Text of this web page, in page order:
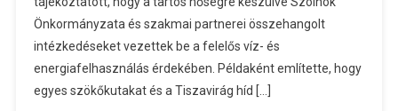
Önkormányzata és szakmai partnerei összehangolt
intézkedéseket vezettek be a felelős víz- és
energiafelhasználás érdekében. Példaként említette, hogy
egyes szökőkutakat és a Tiszavirág híd […]